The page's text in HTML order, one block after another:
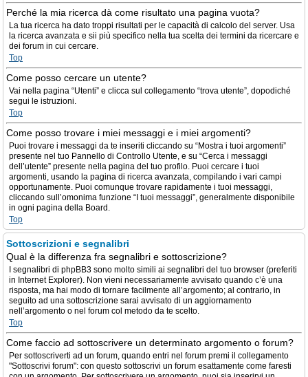
Perché la mia ricerca dà come risultato una pagina vuota?
La tua ricerca ha dato troppi risultati per le capacità di calcolo del server. Usa
la ricerca avanzata e sii più specifico nella tua scelta dei termini da ricercare e
dei forum in cui cercare.
Top
Come posso cercare un utente?
Vai nella pagina “Utenti” e clicca sul collegamento “trova utente”, dopodiché
segui le istruzioni.
Top
Come posso trovare i miei messaggi e i miei argomenti?
Puoi trovare i messaggi da te inseriti cliccando su “Mostra i tuoi argomenti”
presente nel tuo Pannello di Controllo Utente, e su “Cerca i messaggi
dell’utente” presente nella pagina del tuo profilo. Puoi cercare i tuoi
argomenti, usando la pagina di ricerca avanzata, compilando i vari campi
opportunamente. Puoi comunque trovare rapidamente i tuoi messaggi,
cliccando sull’omonima funzione “I tuoi messaggi”, generalmente disponibile
in ogni pagina della Board.
Top
Sottoscrizioni e segnalibri
Qual è la differenza fra segnalibri e sottoscrizione?
I segnalibri di phpBB3 sono molto simili ai segnalibri del tuo browser (preferiti
in Internet Explorer). Non vieni necessariamente avvisato quando c’è una
risposta, ma hai modo di tornare facilmente all’argomento; al contrario, in
seguito ad una sottoscrizione sarai avvisato di un aggiornamento
nell’argomento o nel forum col metodo da te scelto.
Top
Come faccio ad sottoscrivere un determinato argomento o forum?
Per sottoscriverti ad un forum, quando entri nel forum premi il collegamento
"Sottoscrivi forum": con questo sottoscrivi un forum esattamente come faresti